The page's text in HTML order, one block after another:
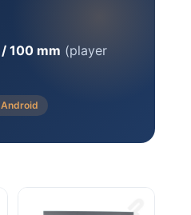
100 mm (player